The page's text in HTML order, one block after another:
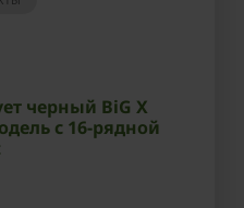
черный BiG X
с 16-рядной